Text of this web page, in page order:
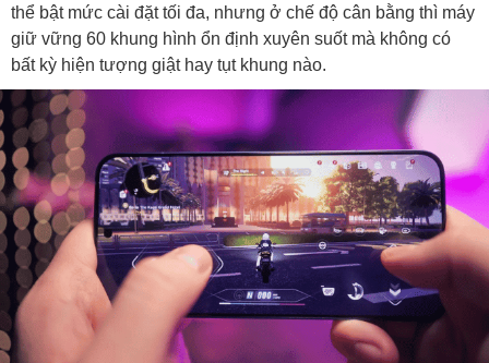
thể bật mức cài đặt tối đa, nhưng ở chế độ cân bằng thì máy
giữ vững 60 khung hình ổn định xuyên suốt mà không có
bất kỳ hiện tượng giật hay tụt khung nào.